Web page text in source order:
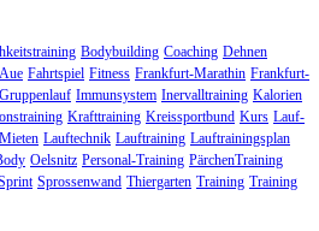
Bodybuilding Coaching Dehnen
Fahrtspiel Fitness Frankfurt-Marathin Frankfurt-
Gruppenlauf Immunsystem Inervalltraining Kalorien
Krafttraining Kreissportbund Kurs Lauf-
Lauftechnik Lauftraining Lauftrainingsplan
Oelsnitz Personal-Training PärchenTraining
Sprossenwand Thiergarten Training Training